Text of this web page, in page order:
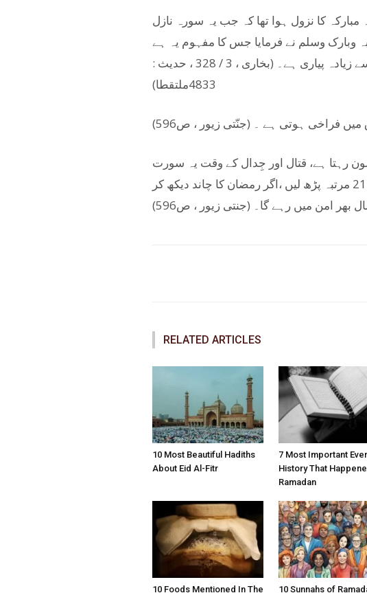
کا نزول ہوا تھا کہ جب یہ سورہ نازل
وبارک وسلم نے فرمایا جس کا مفہوم یہ ہے
کہ آج رات مجھ پر ایک ایسی سورہ مبارکہ نازل ہوئی جو مجھے دنیا کی ہر چیز سے زیادہ پیاری ہے۔ (بخاری ، 3 / 328 ، حدیث :
4833ملتقطا)
رہتا ہے، قتال اور جِدال کے وقت یہ سورت
لکھ کر اپنے پاس رکھنے سے حفاظت ہوتی ہے۔دشمنوں پر فتح پانے کیلئے اس سورہ کو 21 مرتبہ پڑھ لیں ،اگر رمضان کا چاند دیکھ کر
امن میں رہے گا۔ (جنتی زیور ، ص596)
RELATED ARTICLES
10 Most Beautiful Hadiths
About Eid Al-Fitr
7 Most Important
History That
Ramadan
10 Foods Mentioned In The 10 Sunnahs of